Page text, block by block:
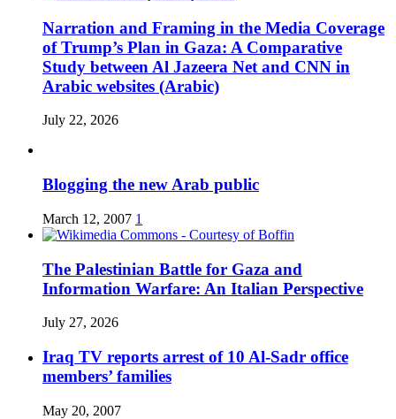
Narration and Framing in the Media Coverage
of Trump’s Plan in Gaza: A Comparative
Study between Al Jazeera Net and CNN in
Arabic websites (Arabic)
July 22, 2026
Blogging the new Arab public
March 12, 2007 1
The Palestinian Battle for Gaza and
Information Warfare: An Italian Perspective
July 27, 2026
Iraq TV reports arrest of 10 Al-Sadr office
members’ families
May 20, 2007